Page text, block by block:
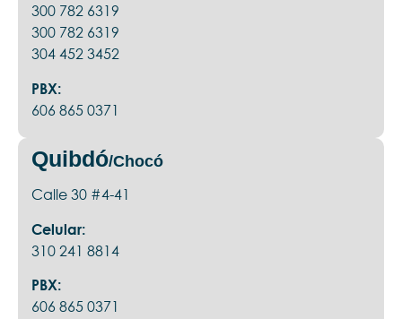
300 782 6319
300 782 6319
304 452 3452
PBX:
606 865 0371
Quibdó/Chocó
Calle 30 #4-41
Celular:
310 241 8814
PBX:
606 865 0371